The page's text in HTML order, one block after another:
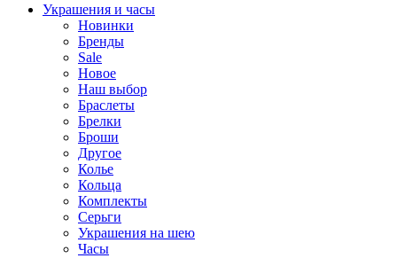
Украшения и часы
Новинки
Бренды
Sale
Новое
Наш выбор
Браслеты
Брелки
Броши
Другое
Колье
Кольца
Комплекты
Серьги
Украшения на шею
Часы